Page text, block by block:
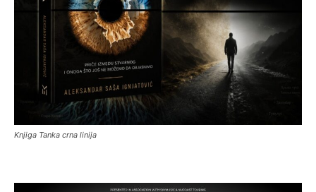
Knjiga Tanka crna linija